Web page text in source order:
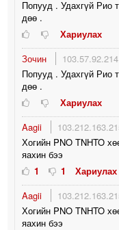
Попууд . Удахгүй Рио
дөө .
Хариулах
Зочин
103.57.92.214
Попууд . Удахгүй Рио
дөө .
Хариулах
Aagii
Хогийн PNO TNHTO
яахин бээ
1
1
Хариулах
Aagii
Хогийн PNO TNHTO
яахин бээ